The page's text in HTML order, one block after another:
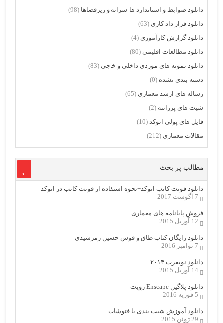
دانلود ضوابط و استاندارد ها-سرانه و ریزفضاها (98)
دانلود قرار داد کاری (63)
دانلود گزارش کارآموزی (4)
دانلود مطالعات اقلیمی (80)
دانلود نمونه های موردی داخلی و خاجی (83)
دسته بندی نشده (0)
رساله های ارشد معماری (65)
شیت های پرزانته (2)
فایل های پولی اتوکد (10)
مقالات معماری (212)
مطالب پر بحث
دانلود فونت کاتب اتوکد+نحوه استفاده از فونت کاتب در اتوکد
7 آگوست 2017
فروش پایانامه های معماری
12 آوریل 2015
دانلود رایگان کتاب طاق و قوس حسین زمرشیدی
7 نوامبر 2016
دانلود نویفرت ۲۰۱۴
14 آوریل 2015
دانلود پلاگین Enscape رویت
5 فوریه 2016
دانلود آموزش شیت بندی با فتوشاپ
29 ژوئن 2015